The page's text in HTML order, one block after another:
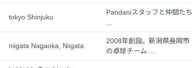
tokyo Shinjuku
Pandaniスタッフと仲間たち
niigata Nagaoka, Niigata
2008年創設。新潟県長岡市
の卓球チーム ...